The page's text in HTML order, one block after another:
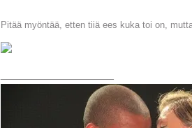
Pitää myöntää, etten tiiä ees kuka toi on,